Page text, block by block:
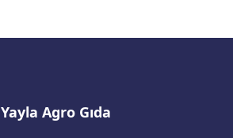
Yayla Agro Gıda